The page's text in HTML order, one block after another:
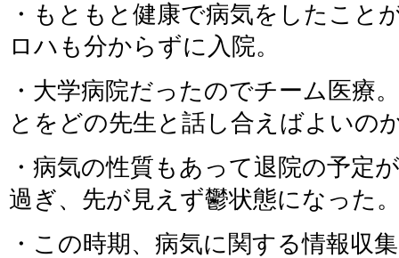
・もともと健康で病気をしたこと
ロハも分からずに入院。
・大学病院だったのでチーム医療
とをどの先生と話し合えばよいの
・病気の性質もあって退院の予定
過ぎ、先が見えず鬱状態になった
・この時期、病気に関する情報収